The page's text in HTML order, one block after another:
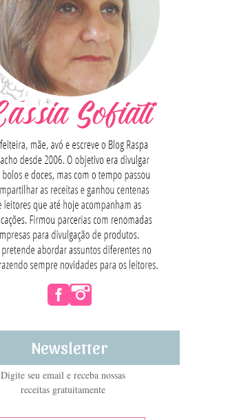
Newsletter
Digite seu email e receba nossas
receitas gratuitamente